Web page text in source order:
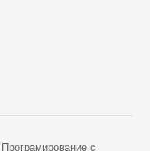
Програмирование с